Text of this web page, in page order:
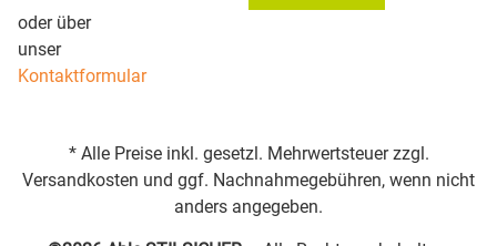
oder über
unser
Kontaktformular
* Alle Preise inkl. gesetzl. Mehrwertsteuer zzgl.
Versandkosten und ggf. Nachnahmegebühren, wenn nicht
anders angegeben.